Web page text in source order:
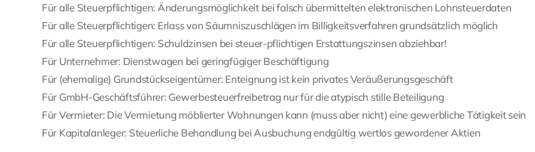
Für alle Steuerpflichtigen: Änderungsmöglichkeit bei falsch übermittelten elektronischen Lohnsteuerdaten
Für alle Steuerpflichtigen: Erlass von Säumniszuschlägen im Billigkeitsverfahren grundsätzlich möglich
Für alle Steuerpflichtigen: Schuldzinsen bei steuer-pflichtigen Erstattungszinsen abziehbar!
Für Unternehmer: Dienstwagen bei geringfügiger Beschäftigung
Für (ehemalige) Grundstückseigentümer: Enteignung ist kein privates Veräußerungsgeschäft
Für GmbH-Geschäftsführer: Gewerbesteuerfreibetrag nur für die atypisch stille Beteiligung
Für Vermieter: Die Vermietung möblierter Wohnungen kann (muss aber nicht) eine gewerbliche Tätigkeit sein
Für Kapitalanleger: Steuerliche Behandlung bei Ausbuchung endgültig wertlos gewordener Aktien